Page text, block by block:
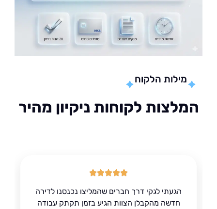
מילות הלקוח
לקוחות ניקיון מהיר
הגעתי לגקי דרך חברים שהמליצו נכנסנו לדירה
חדשה מהקבלן הצוות הגיע בזמן תקתק עבודה